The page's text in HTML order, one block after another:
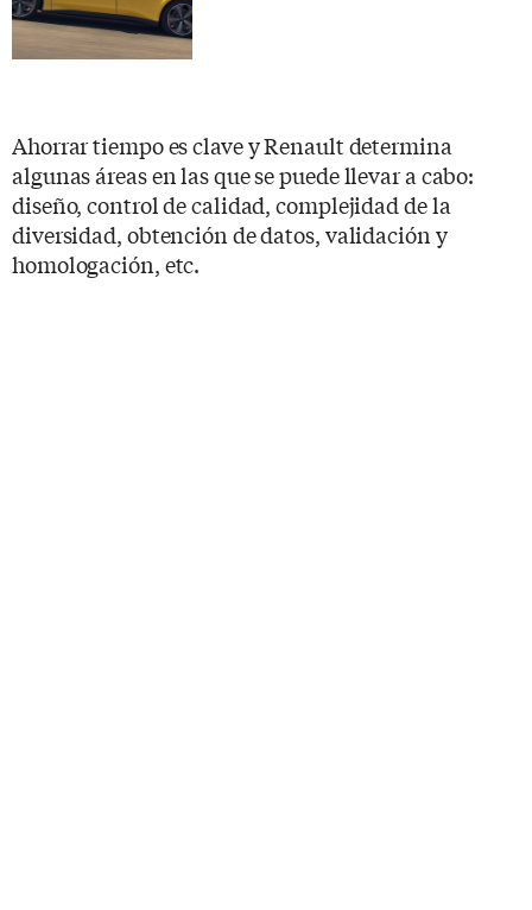
Ahorrar tiempo es clave y Renault determina
algunas áreas en las que se puede llevar a cabo:
diseño, control de calidad, complejidad de la
diversidad, obtención de datos, validación y
homologación, etc.